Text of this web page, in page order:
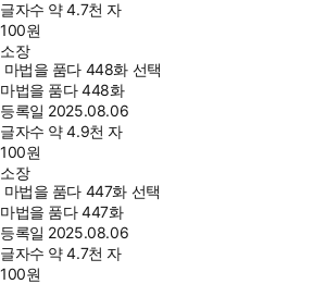
글자수 약 4.7천 자
100원
소장
마법을 품다 448화 선택
마법을 품다 448화
등록일 2025.08.06
글자수 약 4.9천 자
100원
소장
마법을 품다 447화 선택
마법을 품다 447화
등록일 2025.08.06
글자수 약 4.7천 자
100원